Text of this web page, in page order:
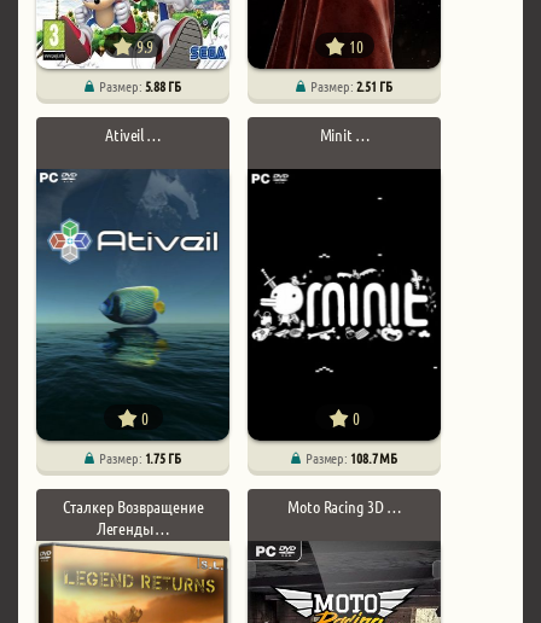
9.9
Размер:5.88 ГБ
10
Размер:2.51 ГБ
Ativeil …
0
Размер: 1.75 ГБ
Minit …
0
Размер: 108.7 MБ
Сталкер Возвращение
Легенды …
Moto Racing 3D …